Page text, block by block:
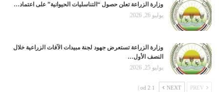
وزارة الزراعة تعلن حصول “التناسليات الحيوانية” على اعتماد…
يوليو 26, 2026
وزارة الزراعة تستعرض جهود لجنة مبيدات الآفات الزراعية خلال
النصف الأول…
يوليو 25, 2026
NEXT
1 od 2 |